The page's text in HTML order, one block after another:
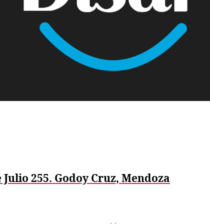
Julio 255. Godoy Cruz, Mendoza